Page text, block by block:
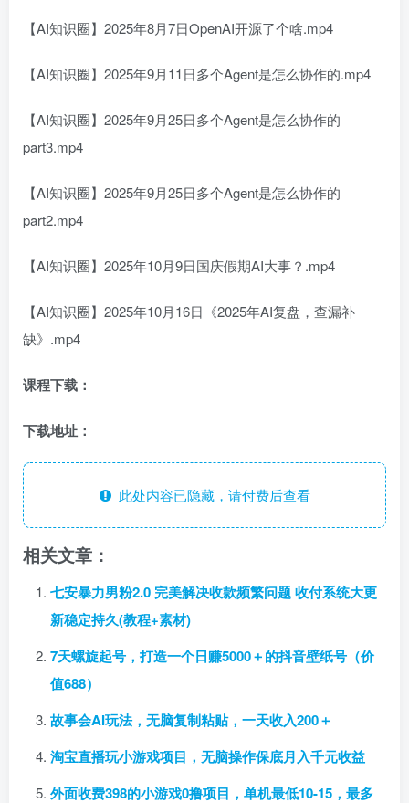
【AI知识圈】2025年8月7日OpenAI开源了个啥.mp4
【AI知识圈】2025年9月11日多个Agent是怎么协作的.mp4
【AI知识圈】2025年9月25日多个Agent是怎么协作的
part3.mp4
【AI知识圈】2025年9月25日多个Agent是怎么协作的
part2.mp4
【AI知识圈】2025年10月9日国庆假期AI大事？.mp4
【AI知识圈】2025年10月16日《2025年AI复盘，查漏补
缺》.mp4
课程下载：
下载地址：
此处内容已隐藏，请付费后查看
相关文章：
七安暴力男粉2.0 完美解决收款频繁问题 收付系统大更
新稳定持久(教程+素材)
7天螺旋起号，打造一个日赚5000＋的抖音壁纸号（价
值688）
故事会AI玩法，无脑复制粘贴，一天收入200＋
淘宝直播玩小游戏项目，无脑操作保底月入千元收益
外面收费398的小游戏0撸项目，单机最低10-15，最多